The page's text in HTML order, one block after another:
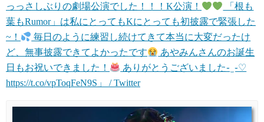
っっさしぶりの劇場公演でした！！！K公演！
「根も
葉もRumor」は私にとってもKにとっても初披露で緊張した
~！
毎日のように練習し続けてきて本当に大変だったけ
ど、無事披露できてよかったです
あやみんさんのお誕生
日もお祝いできました！
ありがとうございました֊ ̫ ֊♡
https://t.co/vpToqFeN9S」 / Twitter